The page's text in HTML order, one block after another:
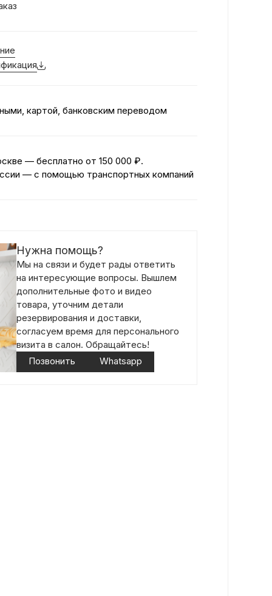
картой, банковским переводом
— бесплатно от 150 000 ₽.
— с помощью транспортных компаний
Нужна помощь?
Мы на связи и будет рады ответить
на интересующие вопросы. Вышлем
дополнительные фото и видео
товара, уточним детали
резервирования и доставки,
согласуем время для персонального
визита в салон. Обращайтесь!
Позвонить
Whatsapp